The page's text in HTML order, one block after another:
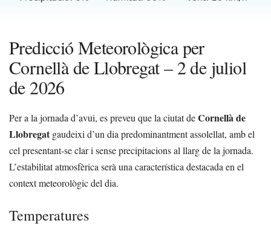
Predicció Meteorològica per
Cornellà de Llobregat – 2 de juliol
de 2026
Per a la jornada d’avui, es preveu que la ciutat deCornellà de
Llobregatgaudeixi d’un dia predominantment assolellat, amb el
cel presentant-se clar i sense precipitacions al llarg de la jornada.
L’estabilitat atmosfèrica serà una característica destacada en el
context meteorològic del dia.
Temperatures